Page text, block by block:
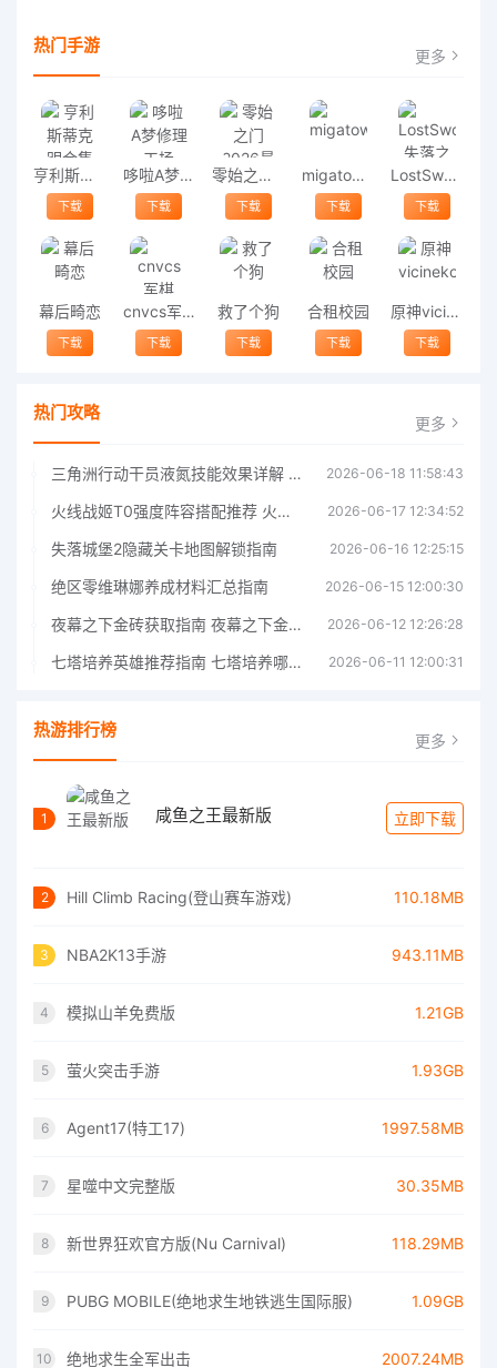
热门手游 更多
亨利斯蒂克明合集
下载
哆啦A梦修理工场
下载
零始之门2026最新版
下载
migatowemyworld1.68
下载
LostSword失落之剑
下载
幕后畸恋
下载
cnvcs军棋
下载
救了个狗
下载
合租校园
下载
原神vicineko
下载
热门攻略 更多
三角洲行动干员液氮技能效果详解 三角洲行动干员液氮技能介绍 2026-06-18 11:58:43
火线战姬T0强度阵容搭配推荐 火线战姬T0强度阵容哪个好 2026-06-17 12:34:52
失落城堡2隐藏关卡地图解锁指南 2026-06-16 12:25:15
绝区零维琳娜养成材料汇总指南 2026-06-15 12:00:30
夜幕之下金砖获取指南 夜幕之下金砖获取方法 2026-06-12 12:26:28
七塔培养英雄推荐指南 七塔培养哪个英雄好 2026-06-11 12:00:31
热游排行榜 更多
1 咸鱼之王最新版 立即下载
2 Hill Climb Racing(登山赛车游戏) 110.18MB
3 NBA2K13手游 943.11MB
4 模拟山羊免费版 1.21GB
5 萤火突击手游 1.93GB
6 Agent17(特工17) 1997.58MB
7 星噬中文完整版 30.35MB
8 新世界狂欢官方版(Nu Carnival) 118.29MB
9 PUBG MOBILE(绝地求生地铁逃生国际服) 1.09GB
10 绝地求生全军出击 2007.24MB